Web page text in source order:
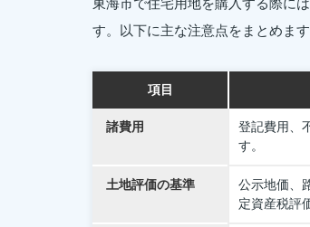
東海市で住宅用地を購入する際に
す。以下に主な注意点をまとめます
項目
諸費用
登記費用、
す。
土地評価の基準
公示地価、
定資産税評